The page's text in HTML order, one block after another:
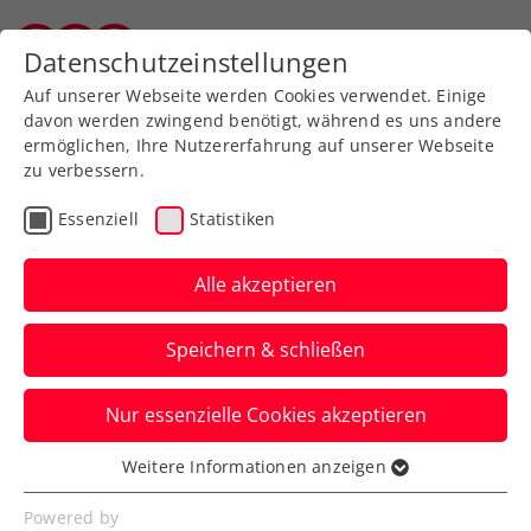
Zurück zur Newsübersicht
Turniere
Noch einmal Thiemstag
bei den Erste Bank Open
Dominic Thiem startet seine ATP-
Abschiedsvorstellung in Wien gegen
Luciano Darderi aus Italien.
Verfasst von: Presseaussendung / Redaktion, 21.10.2024
Datenschutzeinstellungen
Auf unserer Webseite werden Cookies verwendet. Einige
davon werden zwingend benötigt, während es uns andere
ermöglichen, Ihre Nutzererfahrung auf unserer Webseite
zu verbessern.
Essenziell Statistiken
Alle akzeptieren
Speichern & schließen
Nur essenzielle Cookies akzeptieren
Essenziell
Essenzielle Cookies werden für grundlegende
Weitere Informationen anzeigen
Powered by